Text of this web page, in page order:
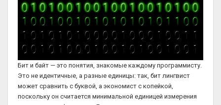
Бит и байт — это понятия, знакомые каждому программисту.
Это не идентичные, а разные единицы: так, бит лингвист
может сравнить с буквой, а экономист с копейкой,
поскольку он считается минимальной единицей измерения